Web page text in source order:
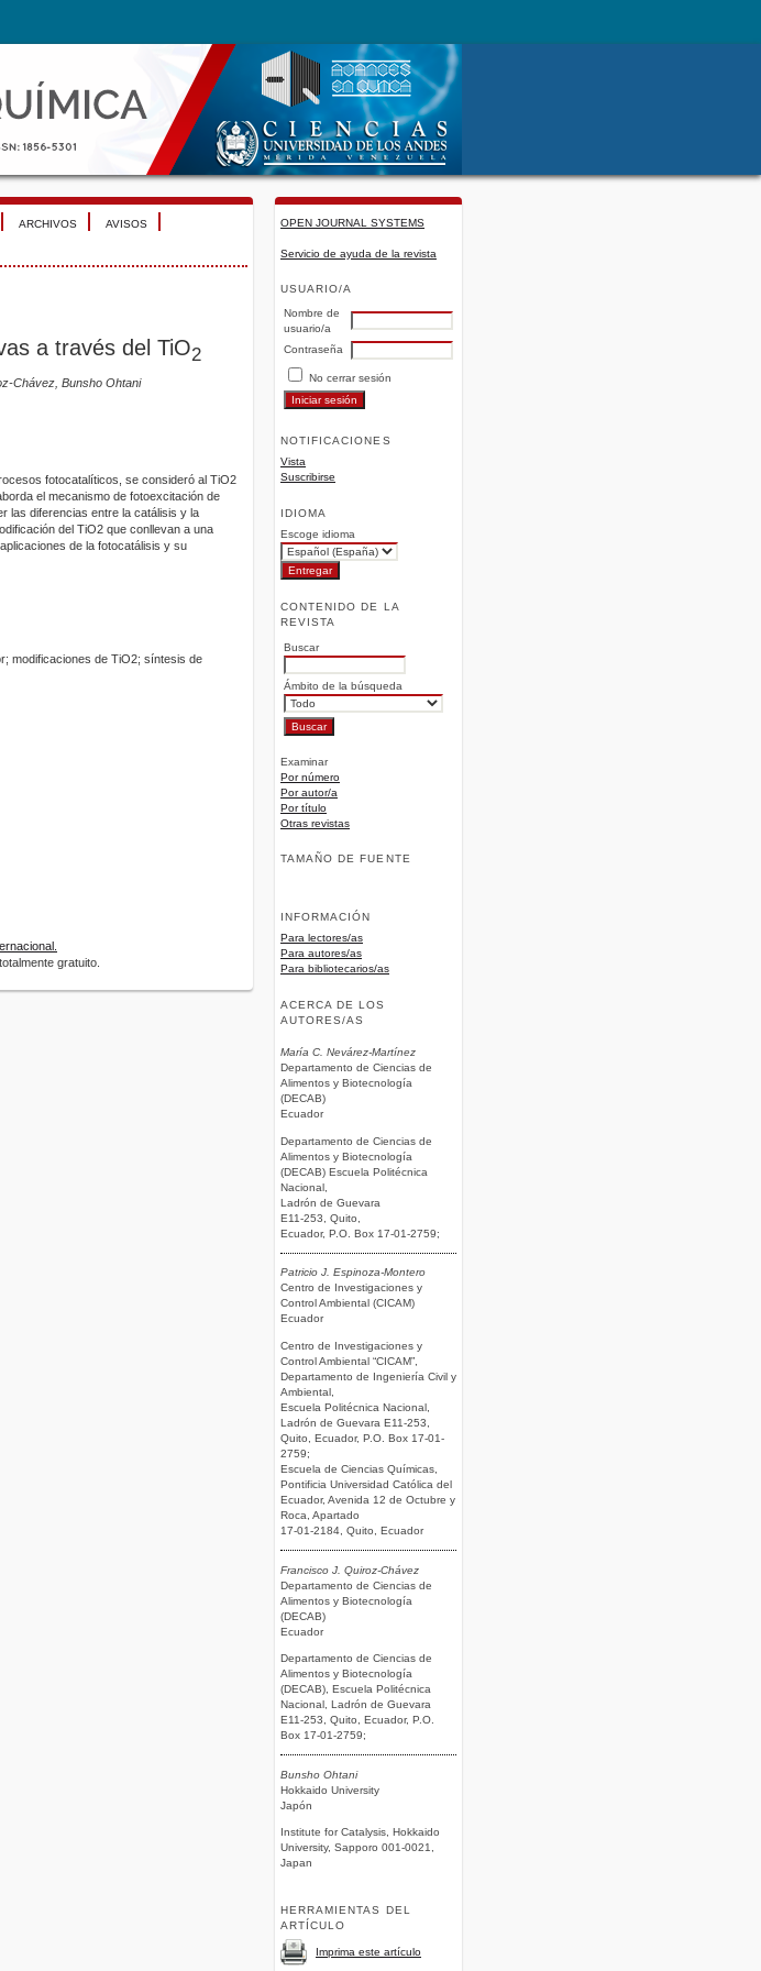
OPEN JOURNAL SYSTEMS
Servicio de ayuda de la revista
USUARIO/A
Nombre de
usuario/a
Contraseña
No cerrar sesión
NOTIFICACIONES
Vista
Suscribirse
IDIOMA
Escoge idioma
CONTENIDO DE LA
REVISTA
Buscar
Ámbito de la búsqueda
Examinar
Por número
Por autor/a
Por título
Otras revistas
TAMAÑO DE FUENTE
INFORMACIÓN
Para lectores/as
Para autores/as
Para bibliotecarios/as
ACERCA DE LOS
AUTORES/AS
María C. Nevárez-Martínez
Departamento de Ciencias de
Alimentos y Biotecnología
(DECAB)
Ecuador
Departamento de Ciencias de
Alimentos y Biotecnología
(DECAB) Escuela Politécnica
Nacional,
Ladrón de Guevara
E11-253, Quito,
Ecuador, P.O. Box 17-01-2759;
Patricio J. Espinoza-Montero
Centro de Investigaciones y
Control Ambiental (CICAM)
Ecuador
Centro de Investigaciones y
Control Ambiental “CICAM”,
Departamento de Ingeniería Civil y
Ambiental,
Escuela Politécnica Nacional,
Ladrón de Guevara E11-253,
Quito, Ecuador, P.O. Box 17-01-
2759;
Escuela de Ciencias Químicas,
Pontificia Universidad Católica del
Ecuador, Avenida 12 de Octubre y
Roca, Apartado
17-01-2184, Quito, Ecuador
Francisco J. Quiroz-Chávez
Departamento de Ciencias de
Alimentos y Biotecnología
(DECAB)
Ecuador
Departamento de Ciencias de
Alimentos y Biotecnología
(DECAB), Escuela Politécnica
Nacional, Ladrón de Guevara
E11-253, Quito, Ecuador, P.O.
Box 17-01-2759;
Bunsho Ohtani
Hokkaido University
Japón
Institute for Catalysis, Hokkaido
University, Sapporo 001-0021,
Japan
HERRAMIENTAS DEL
ARTÍCULO
Imprima este artículo
ARCHIVOS AVISOS
a través del TiO2
Chávez, Bunsho Ohtani
fotocatalíticos, se consideró al TiO2
el mecanismo de fotoexcitación de
las diferencias entre la catálisis y la
del TiO2 que conllevan a una
de la fotocatálisis y su
modificaciones de TiO2; síntesis de
gratuito.